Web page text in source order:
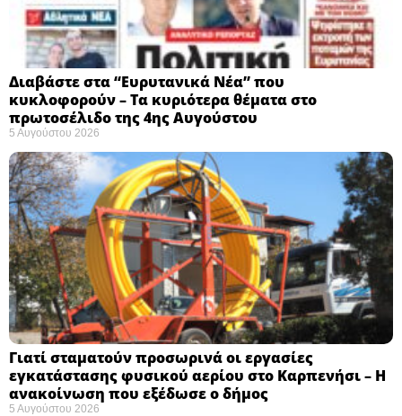
Διαβάστε στα “Ευρυτανικά Νέα” που
κυκλοφορούν – Τα κυριότερα θέματα στο
πρωτοσέλιδο της 4ης Αυγούστου
5 Αυγούστου 2026
Γιατί σταματούν προσωρινά οι εργασίες
εγκατάστασης φυσικού αερίου στο Καρπενήσι – Η
ανακοίνωση που εξέδωσε ο δήμος
5 Αυγούστου 2026